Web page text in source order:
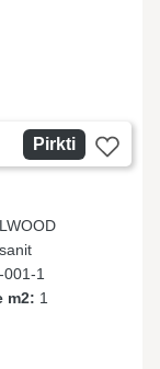
Pirkti
1
m2: 1